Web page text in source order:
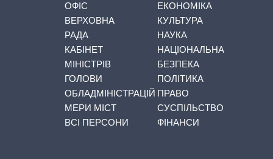
ОФІС
ВЕРХОВНА
РАДА
КАБІНЕТ
МІНІСТРІВ
ГОЛОВИ
ОБЛАДМІНІСТРАЦІЙ
МЕРИ МІСТ
ВСІ ПЕРСОНИ
ЕКОНОМІКА
КУЛЬТУРА
НАУКА
НАЦІОНАЛЬНА
БЕЗПЕКА
ПОЛІТИКА
ПРАВО
СУСПІЛЬСТВО
ФІНАНСИ